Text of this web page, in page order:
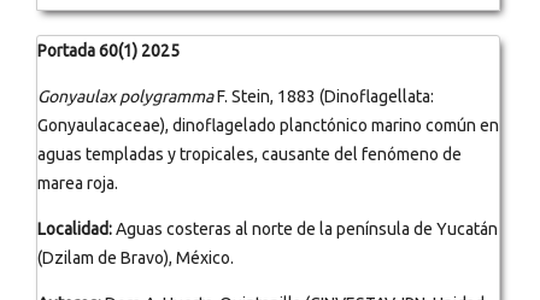
Portada 60(1) 2025
Gonyaulax polygrammaF. Stein, 1883 (Dinoflagellata:
Gonyaulacaceae), dinoflagelado planctónico marino común en
aguas templadas y tropicales, causante del fenómeno de
marea roja.
Localidad:Aguas costeras al norte de la península de Yucatán
(Dzilam de Bravo), México.